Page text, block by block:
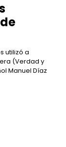
utilizó a
y